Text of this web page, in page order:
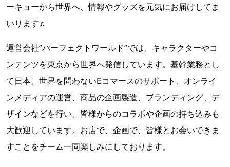
ーキョーから世界へ、情報やグッズを元気にお届けしてま
いります♫
運営会社”パーフェクトワールド”では、キャラクターやコ
ンテンツを東京から世界へ発信しています。基幹業務とし
て日本、世界を問わないEコマースのサポート、オンライ
ンメディアの運営、商品の企画製造、ブランディング、デ
ザインなどを行い、皆様からのコラボや企画の持ち込みも
大歓迎しています。お店で、企画で、皆様とお会いできま
すことをチーム一同楽しみにしております。